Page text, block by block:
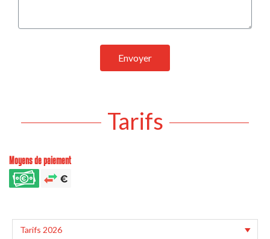
Envoyer
Tarifs
Moyens de paiement